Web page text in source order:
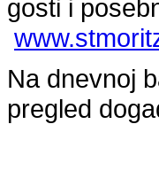
gosti i
Na dnevnoj
pregled